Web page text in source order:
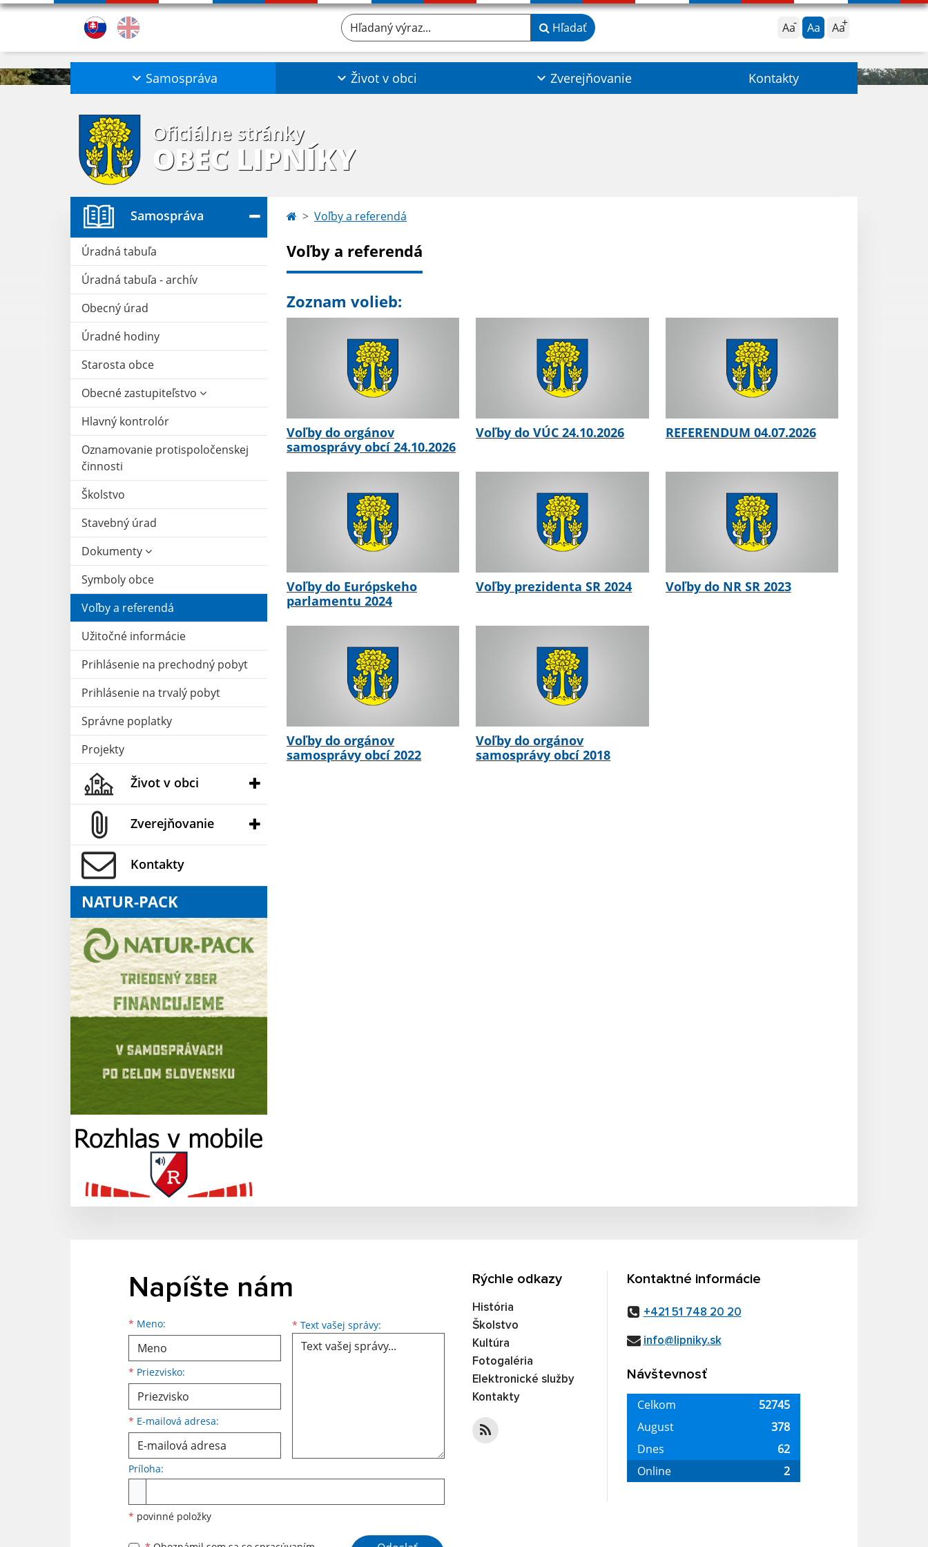
Aa Aa Aa
Hľadaný výraz... Hľadať
Samospráva Život v obci Zverejňovanie Kontakty
Oficiálne stránky
OBEC LIPNÍKY
Samospráva
Úradná tabuľa
Úradná tabuľa - archív
Obecný úrad
Úradné hodiny
Starosta obce
Obecné zastupiteľstvo
Hlavný kontrolór
Oznamovanie protispoločenskej
činnosti
Školstvo
Stavebný úrad
Dokumenty
Symboly obce
Voľby a referendá
Užitočné informácie
Prihlásenie na prechodný pobyt
Prihlásenie na trvalý pobyt
Správne poplatky
Projekty
Život v obci
Zverejňovanie
Kontakty
NATUR-PACK
Voľby a referendá
Voľby a referendá
Zoznam volieb:
Voľby do orgánov
samosprávy obcí 24.10.2026
Voľby do VÚC 24.10.2026 REFERENDUM 04.07.2026
Voľby do Európskeho
parlamentu 2024
Voľby prezidenta SR 2024 Voľby do NR SR 2023
Voľby do orgánov
samosprávy obcí 2022
Voľby do orgánov
samosprávy obcí 2018
Napíšte nám
* Meno:
Meno
* Priezvisko:
Priezvisko
* E-mailová adresa:
E-mailová adresa * Text vašej správy: Text vašej správy...
Príloha:
* povinné položky
Google reCaptcha Response
Rýchle odkazy
História
Školstvo
Kultúra
Fotogaléria
Elektronické služby
Kontakty
Kontaktné informácie
+421 51 748 20 20
info@lipniky.sk
Návštevnosť